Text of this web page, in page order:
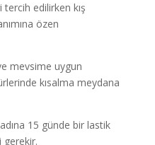
edilirken kış
özen
mevsime uygun
kısalma meydana
15 günde bir lastik
gerekir.